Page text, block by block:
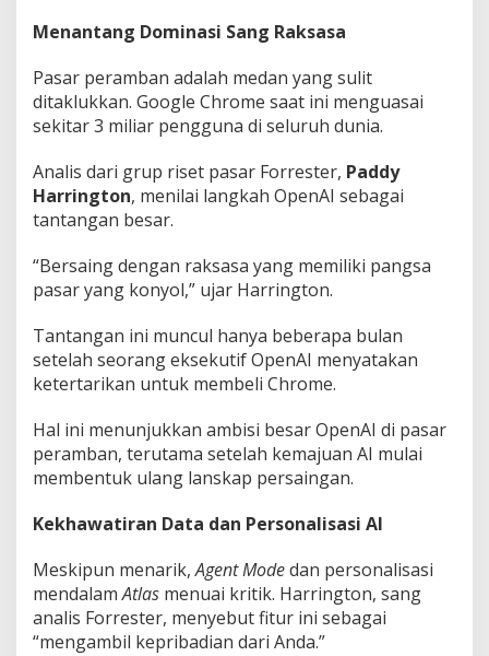
Menantang Dominasi Sang Raksasa
Pasar peramban adalah medan yang sulit
ditaklukkan. Google Chrome saat ini menguasai
sekitar 3 miliar pengguna di seluruh dunia.
Analis dari grup riset pasar Forrester, Paddy
Harrington, menilai langkah OpenAI sebagai
tantangan besar.
“Bersaing dengan raksasa yang memiliki pangsa
pasar yang konyol,” ujar Harrington.
Tantangan ini muncul hanya beberapa bulan
setelah seorang eksekutif OpenAI menyatakan
ketertarikan untuk membeli Chrome.
Hal ini menunjukkan ambisi besar OpenAI di pasar
peramban, terutama setelah kemajuan AI mulai
membentuk ulang lanskap persaingan.
Kekhawatiran Data dan Personalisasi AI
Meskipun menarik,Agent Modedan personalisasi
mendalamAtlas menuai kritik. Harrington, sang
analis Forrester, menyebut fitur ini sebagai
“mengambil kepribadian dari Anda.”